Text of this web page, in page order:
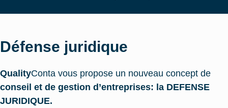
Défense juridique
QualityConta vous propose un nouveau concept de
conseil et de gestion d’entreprises: la DEFENSE
JURIDIQUE.